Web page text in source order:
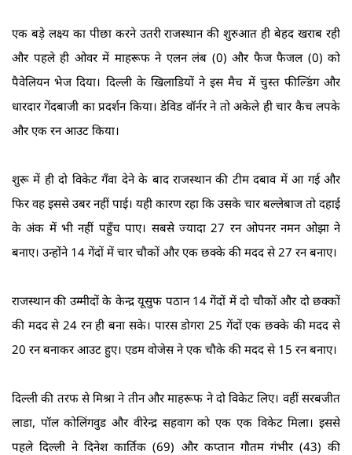
एक बड़े लक्ष्य का पीछा करने उतरी राजस्थान की शुरुआत ही बेहद खराब रही
और पहले ही ओवर में माहरूफ ने एलन लंब (0) और फैज फैजल (0) को
पैवेलियन भेज दिया। दिल्ली के खिलाडियों ने इस मैच में चुस्त फील्डिंग और
धारदार गेंदबाजी का प्रदर्शन किया। डेविड वॉर्नर ने तो अकेले ही चार कैच लपके
और एक रन आउट किया।
शुरू में ही दो विकेट गँवा देने के बाद राजस्थान की टीम दबाव में आ गई और
फिर वह इससे उबर नहीं पाई। यही कारण रहा कि उसके चार बल्लेबाज तो दहाई
के अंक में भी नहीं पहुँच पाए। सबसे ज्यादा 27 रन ओपनर नमन ओझा ने
बनाए। उन्होंने 14 गेंदों में चार चौकों और एक छक्के की मदद से 27 रन बनाए।
राजस्थान की उम्मीदों के केन्द्र यूसुफ पठान 14 गेंदों में दो चौकों और दो छक्कों
की मदद से 24 रन ही बना सके। पारस डोगरा 25 गेंदों एक छक्के की मदद से
20 रन बनाकर आउट हुए। एडम वोजेस ने एक चौके की मदद से 15 रन बनाए।
दिल्ली की तरफ से मिश्रा ने तीन और माहरूफ ने दो विकेट लिए। वहीं सरबजीत
लाडा, पॉल कोलिंगवुड और वीरेन्द्र सहवाग को एक एक विकेट मिला। इससे
पहले दिल्ली ने दिनेश कार्तिक (69) और कप्तान गौतम गंभीर (43) की